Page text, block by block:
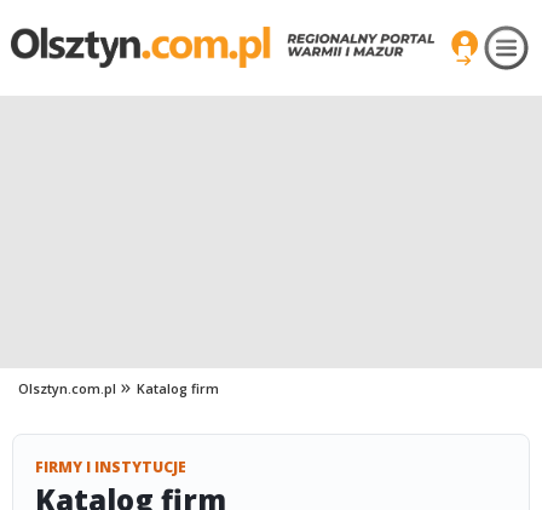
Olsztyn.com.pl Katalog firm
FIRMY I INSTYTUCJE
Katalog firm